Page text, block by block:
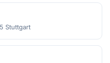
Stuttgart